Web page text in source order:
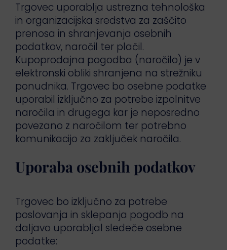
Trgovec uporablja ustrezna tehnološka
in organizacijska sredstva za zaščito
prenosa in shranjevanja osebnih
podatkov, naročil ter plačil.
Kupoprodajna pogodba (naročilo) je v
elektronski obliki shranjena na strežniku
ponudnika. Trgovec bo osebne podatke
uporabil izključno za potrebe izpolnitve
naročila in drugega kar je neposredno
povezano z naročilom ter potrebno
komunikacijo za zaključek naročila.
Uporaba osebnih podatkov
Trgovec bo izključno za potrebe
poslovanja in sklepanja pogodb na
daljavo uporabljal sledeče osebne
podatke: